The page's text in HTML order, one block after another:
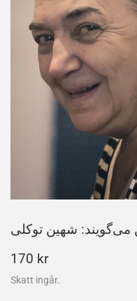
می‌گویند: شهین توکلی
170 kr170
kr
Skatt ingår.